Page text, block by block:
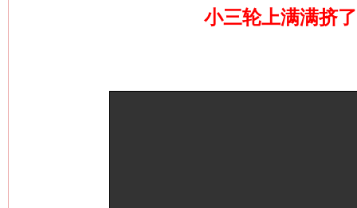
小三轮上满满挤